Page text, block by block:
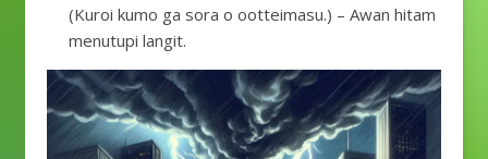
(Kuroi kumo ga sora o ootteimasu.) – Awan hitam
menutupi langit.